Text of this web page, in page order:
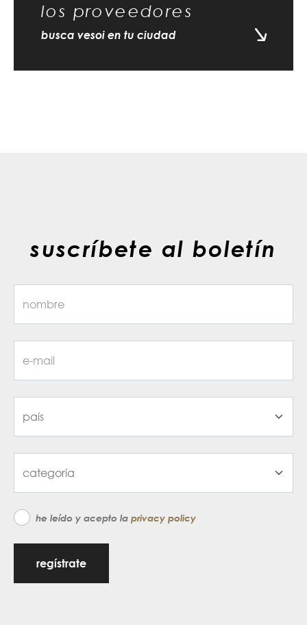
los proveedores
busca vesoi en tu ciudad
suscríbete al boletín
he leído y acepto la privacy policy
regístrate